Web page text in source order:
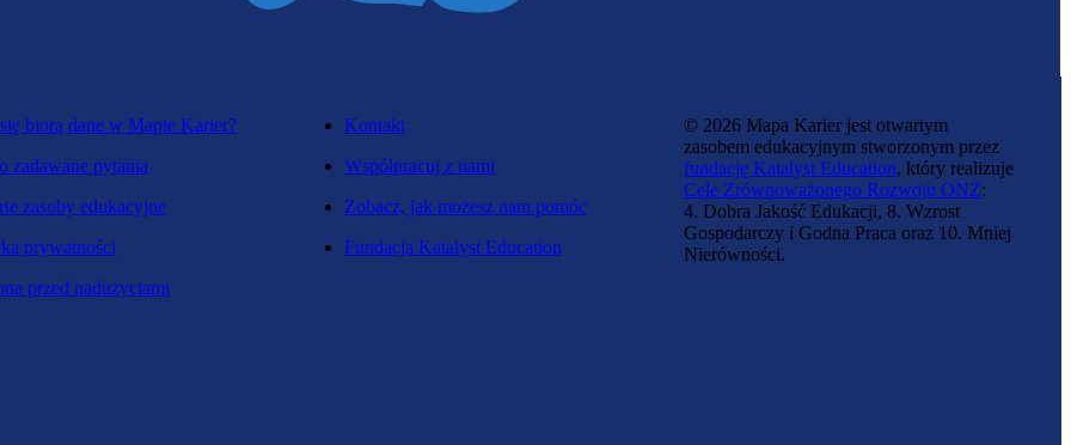
biorą dane w Mapie Karier?
zadawane pytania
zasoby edukacyjne
prywatności
przed nadużyciami
Kontakt
Współpracuj z nami
Zobacz, jak możesz nam pomóc
Fundacja Katalyst Education
© 2026 Mapa Karier jest otwartym
zasobem edukacyjnym stworzonym przez
fundację Katalyst Education, który realizuje
Cele Zrównoważonego Rozwoju ONZ:
4. Dobra Jakość Edukacji, 8. Wzrost
Gospodarczy i Godna Praca oraz 10. Mniej
Nierówności.